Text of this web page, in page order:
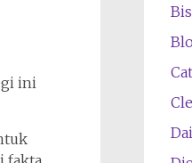
ini